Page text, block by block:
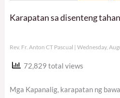
Karapatan sa disenteng
Rev. Fr. Anton CT Pascual Wednesday,
72,829 total views
Mga Kapanalig, karapatan ng